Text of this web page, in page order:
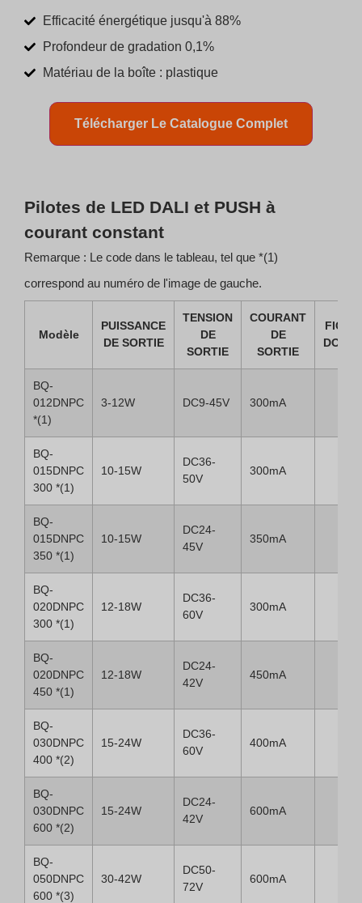
Efficacité énergétique jusqu'à 88%
Profondeur de gradation 0,1%
Matériau de la boîte : plastique
Télécharger Le Catalogue Complet
Pilotes de LED DALI et PUSH à
courant constant
Remarque : Le code dans le tableau, tel que *(1)
correspond au numéro de l'image de gauche.
Modèle
PUISSANCE
DE SORTIE
TENSION
DE
SORTIE
COURANT
DE
SORTIE
FICHE
BQ-
012DNPC
*(1)
3-12W DC9-45V 300mA
BQ-
015DNPC
300 *(1)
10-15W
DC36-
50V
300mA
BQ-
015DNPC
350 *(1)
10-15W
DC24-
45V
350mA
BQ-
020DNPC
300 *(1)
12-18W
DC36-
60V
300mA
BQ-
020DNPC
450 *(1)
12-18W
DC24-
42V
450mA
BQ-
030DNPC
400 *(2)
15-24W
DC36-
60V
400mA
BQ-
030DNPC
600 *(2)
15-24W
DC24-
42V
600mA
BQ-
050DNPC
600 *(3)
30-42W
DC50-
72V
600mA